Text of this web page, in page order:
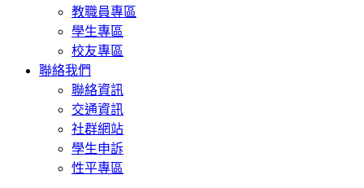
教職員專區
學生專區
校友專區
聯絡我們
聯絡資訊
交通資訊
社群網站
學生申訴
性平專區